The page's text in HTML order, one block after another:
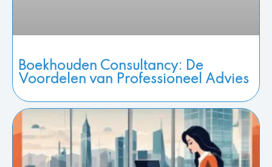
Boekhouden Consultancy: De
Voordelen van Professioneel Advies